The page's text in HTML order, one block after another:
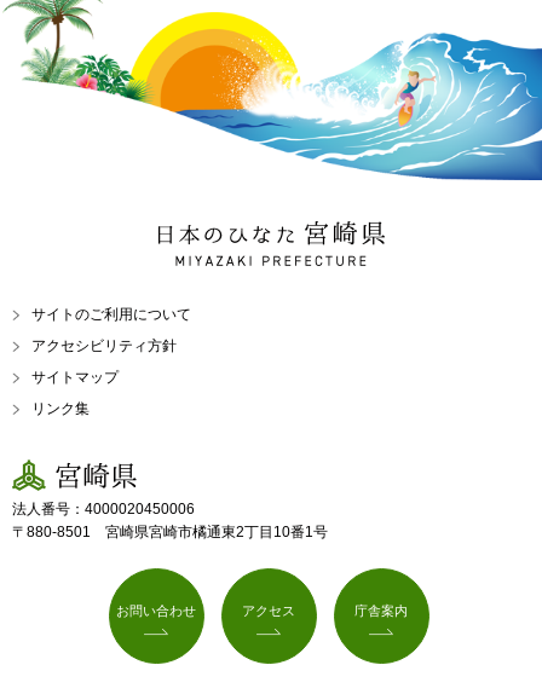
日本のひなた 宮崎県
MIYAZAKI PREFECTURE
サイトのご利用について
アクセシビリティ方針
サイトマップ
リンク集
宮崎県
法人番号：4000020450006
〒880-8501 宮崎県宮崎市橘通東2丁目10番1号
お問い合わせ アクセス 庁舎案内